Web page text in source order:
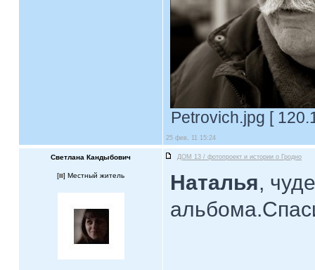
Petrovich.jpg [
25 фев, 11 15:24
Светлана Кандыбович ДОМ 13 / фотопроект и истории о Гродно
[ ] Местный житель Наталья,